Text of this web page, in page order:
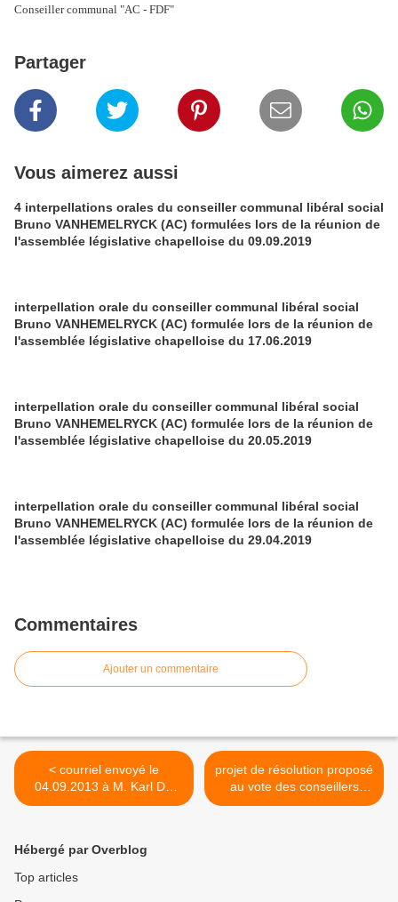
Conseiller communal "AC - FDF"
Partager
Vous aimerez aussi
4 interpellations orales du conseiller communal libéral social
Bruno VANHEMELRYCK (AC) formulées lors de la réunion de
l'assemblée législative chapelloise du 09.09.2019
interpellation orale du conseiller communal libéral social
Bruno VANHEMELRYCK (AC) formulée lors de la réunion de
l'assemblée législative chapelloise du 17.06.2019
interpellation orale du conseiller communal libéral social
Bruno VANHEMELRYCK (AC) formulée lors de la réunion de
l'assemblée législative chapelloise du 20.05.2019
interpellation orale du conseiller communal libéral social
Bruno VANHEMELRYCK (AC) formulée lors de la réunion de
l'assemblée législative chapelloise du 29.04.2019
Commentaires
Ajouter un commentaire
< courriel envoyé le
04.09.2013 à M. Karl DE
VOS, Bourgmestre, pour
l'accessibilité de la piscine
communale chapelloise aux
projet de résolution proposé
au vote des conseillers
communaux chapellois lors
Hébergé par Overblog
Top articles